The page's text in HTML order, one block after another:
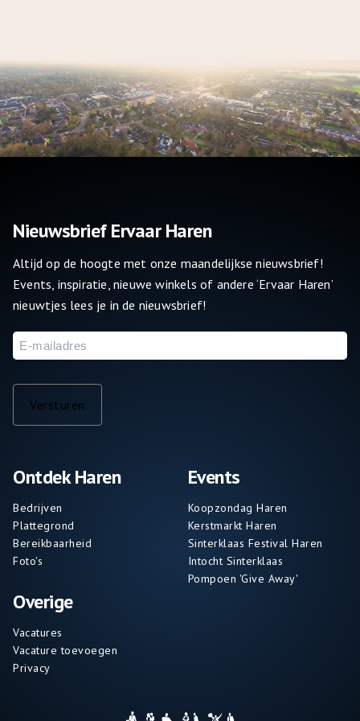
behandeltraject helpen wij mensen om in beweging te blijven en
ze mentaal te begeleiden. Deze doelgroep heeft meer dan
anderen behoefte aan rust en privacy. Ze voelen zich bijvoorbeeld
ziek door de chemo of hebben geen haar meer. Dan is het fijn dat
ze niet tussen de jonge kinderen of andere patiënten hoeven te
trainen, maar een eigen rustige ruimte hebben waar ze alleen of
in heel kleine groepjes kunnen werken aan hun persoonlijke
Ontdek Haren
Bedrijven
Plattegrond
Bereikbaarheid
Foto's
Overige
Vacatures
Vacature toevoegen
Privacy
Events
Koopzondag Haren
Kerstmarkt Haren
Sinterklaas Festival Haren
Intocht Sinterklaas
Pompoen 'Give Away'
Nieuwsbrief Ervaar Haren
Altijd op de hoogte met onze maandelijkse nieuwsbrief!
Events, inspiratie, nieuwe winkels of andere ‘Ervaar Haren’
nieuwtjes lees je in de nieuwsbrief!
E-
mailadres
Versturen